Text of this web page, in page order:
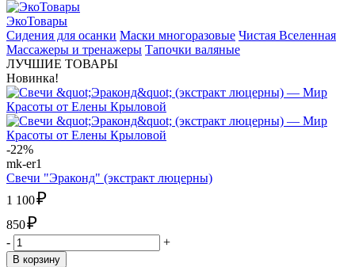
ЭкоТовары
Сидения для осанки Маски многоразовые Чистая Вселенная
Массажеры и тренажеры Тапочки валяные
ЛУЧШИЕ ТОВАРЫ
Новинка!
-22%
mk-er1
Свечи "Эраконд" (экстракт люцерны)
1 100₽
850₽
- +
В корзину